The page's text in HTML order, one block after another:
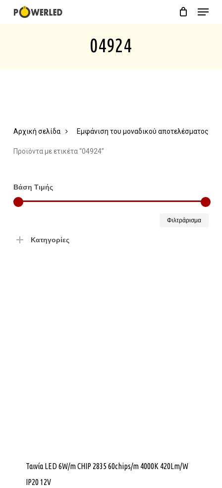
Menu
04924
Εμφάνιση του μοναδικού αποτελέσματος
Αρχική σελίδα
Προϊόντα με ετικέτα “04924”
Βάση Τιμής
Φιλτράρισμα
Κατηγορίες
Ταινία LED 6W/m CHIP 2835 60chips/m 4000K 420Lm/W
IP20 12V